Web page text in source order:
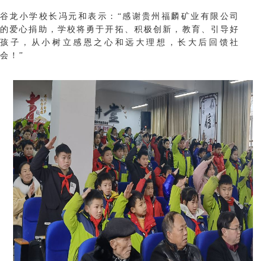
谷龙小学校长冯元和表示：“感谢贵州福麟矿业有限公司
的爱心捐助，学校将勇于开拓、积极创新，教育、引导好
孩子，从小树立感恩之心和远大理想，长大后回馈社
会！”